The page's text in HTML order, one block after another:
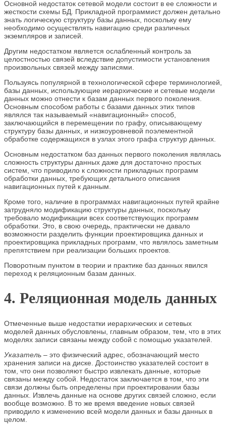
Основной недостаток сетевой модели состоит в ее сложности и
жесткости схемы БД. Прикладной программист должен детально
знать логическую структуру базы данных, поскольку ему
необходимо осуществлять навигацию среди различных
экземпляров и записей.
Другим недостатком является ослабленный контроль за
целостностью связей вследствие допустимости установления
произвольных связей между записями.
Пользуясь популярной в технологической сфере терминологией,
базы данных, использующие иерархические и сетевые модели
данных можно отнести к базам данных первого поколения.
Основным способом работы с базами данных этих типов
являлся так называемый «навигационный» способ,
заключающийся в перемещении по графу, описывающему
структуру базы данных, и низкоуровневой поэлементной
обработке содержащихся в узлах этого графа структур данных.
Основным недостатком баз данных первого поколения являлась
сложность структуры данных даже для достаточно простых
систем, что приводило к сложности прикладных программ
обработки данных, требующих детального описания
навигационных путей к данным.
Кроме того, наличие в программах навигационных путей крайне
затрудняло модификацию структуры данных, поскольку
требовало модификации всех соответствующих программ
обработки. Это, в свою очередь, практически не давало
возможности разделить функции проектировщика данных и
проектировщика прикладных программ, что являлось заметным
препятствием при реализации больших проектов.
Поворотным пунктом в теории и практике баз данных явился
переход к реляционным базам данных.
4. Реляционная модель данных
Отмеченные выше недостатки иерархических и сетевых
моделей данных обусловлены, главным образом, тем, что в этих
моделях записи связаны между собой с помощью указателей.
Указатель – это физический адрес, обозначающий место
хранения записи на диске. Достоинство указателей состоит в
том, что они позволяют быстро извлекать данные, которые
связаны между собой. Недостаток заключается в том, что эти
связи должны быть определены при проектировании базы
данных. Извлечь данные на основе других связей сложно, если
вообще возможно. В то же время введение новых связей
приводило к изменению всей модели данных и базы данных в
целом.